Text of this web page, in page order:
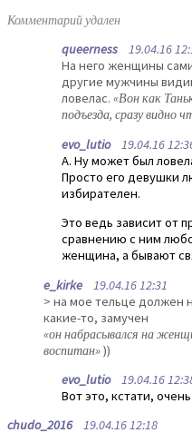
Комментарий удален
queerness 19.04.16
На него женщины
другие мужчины
ловелас. «Вон как
подъезда, сразу видно
evo_lutio19.04.16
А. Ну может был
Просто его девушки
избирателен.
Это ведь зависит от
сравнению с ним
женщина, а бывают
e_kirke 19.04.16 12:31
> на мое тельце должен
какие-то, замучен
«он набрасывался на
воспитан»))
evo_lutio19.04.16
Вот это, кстати,
chudo_201619.04.16 12:18